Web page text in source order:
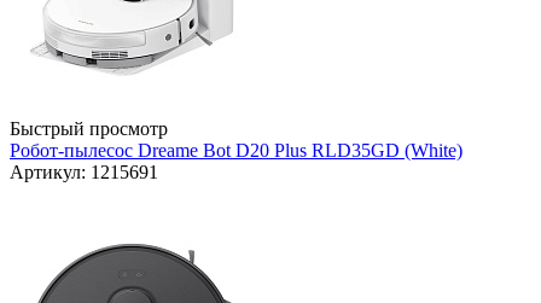
Быстрый просмотр
Робот-пылесос Dreame Bot D20 Plus RLD35GD (White)
Артикул: 1215691